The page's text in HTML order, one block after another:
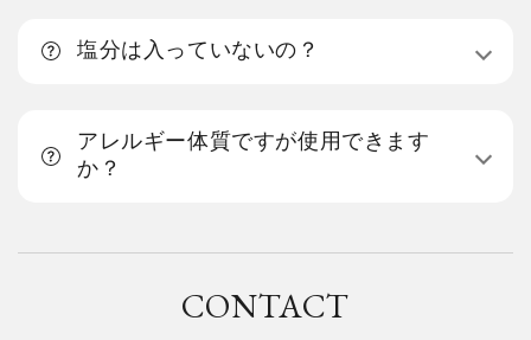
塩分は入っていないの？
アレルギー体質ですが使用できます
か？
CONTACT